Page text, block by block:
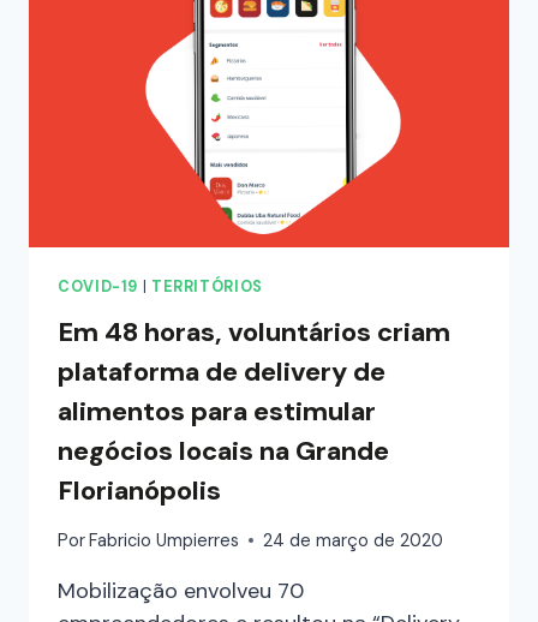
COVID-19 TERRITÓRIOS
Em 48 horas, voluntários criam
plataforma de delivery de
alimentos para estimular
negócios locais na Grande
Florianópolis
PorFabricio Umpierres 24 de março de 2020
Mobilização envolveu 70